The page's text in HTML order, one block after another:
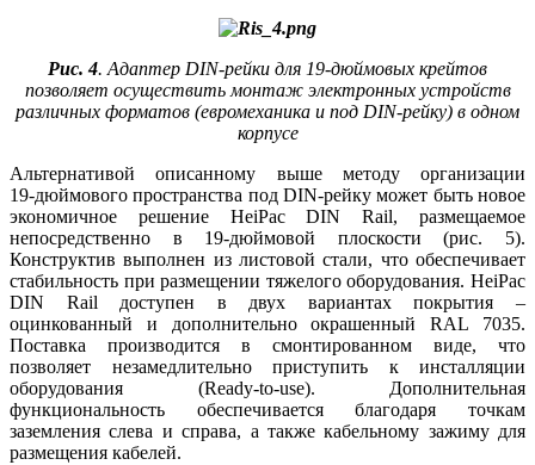
Рис. 4. Адаптер DIN-рейки для 19‑дюймовых крейтов
позволяет осуществить монтаж электронных устройств
различных форматов (евромеханика и под DIN-рейку) в одном
корпусе
Альтернативой описанному выше методу организации
19‑дюймового пространства под DIN-рейку может быть новое
экономичное решение HeiPac DIN Rail, размещаемое
непосредственно в 19‑дюймовой плоскости (рис. 5).
Конструктив выполнен из листовой стали, что обеспечивает
стабильность при размещении тяжелого оборудования. HeiPac
DIN Rail доступен в двух вариантах покрытия –
оцинкованный и дополнительно окрашенный RAL 7035.
Поставка производится в смонтированном виде, что
позволяет незамедлительно приступить к инсталляции
оборудования (Ready-to-use). Дополнительная
функциональность обеспечивается благодаря точкам
заземления слева и справа, а также кабельному зажиму для
размещения кабелей.